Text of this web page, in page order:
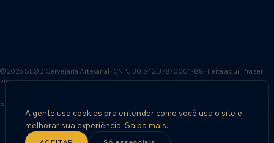
A gente usa cookies pra entender como você usa o site e
melhorar sua experiência. Saiba mais.
© 2025 SLØD Cervejaria Artesanal · CNPJ 30.542.378/0001-88 · Feita aqui. Pra ser
vivida aí.
Política de privacidade